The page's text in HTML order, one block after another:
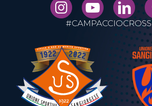
#CAMPACCIOCROSS